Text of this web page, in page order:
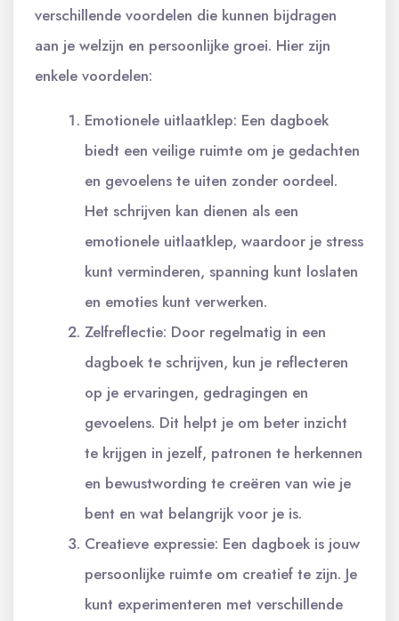
verschillende voordelen die kunnen bijdragen
aan je welzijn en persoonlijke groei. Hier zijn
enkele voordelen:
Emotionele uitlaatklep: Een dagboek
biedt een veilige ruimte om je gedachten
en gevoelens te uiten zonder oordeel.
Het schrijven kan dienen als een
emotionele uitlaatklep, waardoor je stress
kunt verminderen, spanning kunt loslaten
en emoties kunt verwerken.
Zelfreflectie: Door regelmatig in een
dagboek te schrijven, kun je reflecteren
op je ervaringen, gedragingen en
gevoelens. Dit helpt je om beter inzicht
te krijgen in jezelf, patronen te herkennen
en bewustwording te creëren van wie je
bent en wat belangrijk voor je is.
Creatieve expressie: Een dagboek is jouw
persoonlijke ruimte om creatief te zijn. Je
kunt experimenteren met verschillende